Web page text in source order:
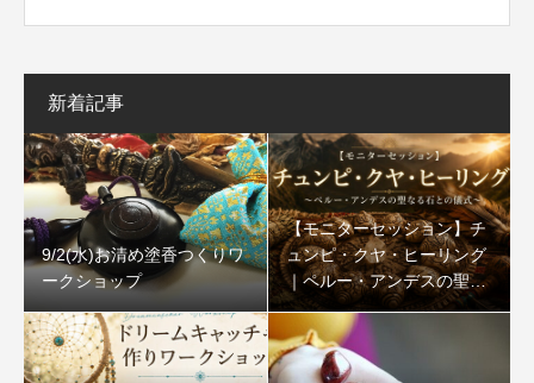
新着記事
9/2(水)お清め塗香つくりワ
ークショップ
【モニターセッション】チ
ュンピ・クヤ・ヒーリング
｜ペルー・アンデスの聖な
る石